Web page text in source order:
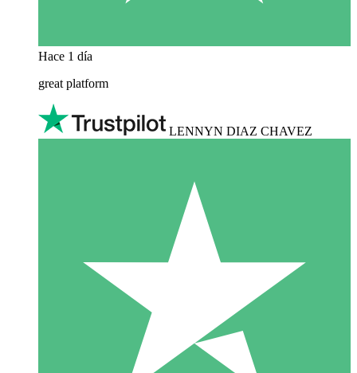
Hace 1 día
great platform
LENNYN DIAZ CHAVEZ